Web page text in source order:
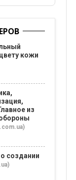
кожи
из
создании